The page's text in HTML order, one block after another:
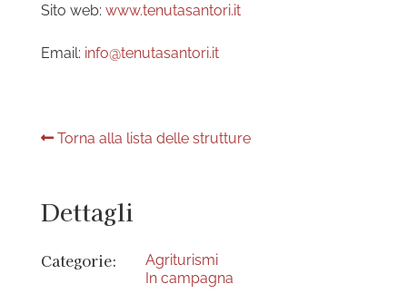
Sito web: www.tenutasantori.it
Email: info@tenutasantori.it
Torna alla lista delle strutture
Dettagli
Categorie:
Agriturismi
In campagna